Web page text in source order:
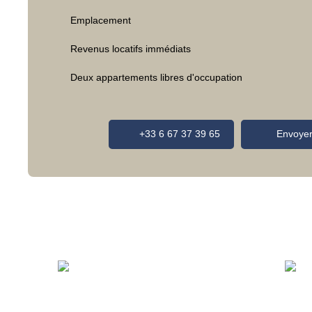
Emplacement
Revenus locatifs immédiats
Deux appartements libres d'occupation
+33 6 67 37 39 65